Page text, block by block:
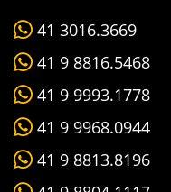
41 3016.3669
41 9 8816.5468
41 9 9993.1778
41 9 9968.0944
41 9 8813.8196